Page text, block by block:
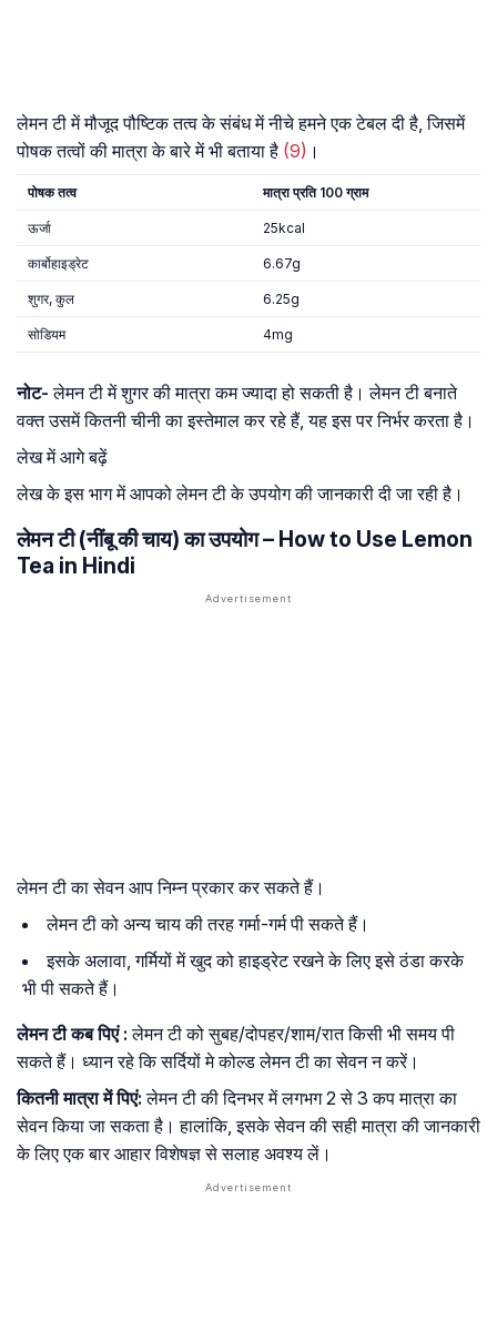
लेमन टी में मौजूद पौष्टिक तत्व के संबंध में नीचे हमने एक टेबल दी है, जिसमें
पोषक तत्वों की मात्रा के बारे में भी बताया है (9) ।
पोषकतत्व मात्राप्रति 100ग्राम
ऊर्जा 25kcal
कार्बोहाइड्रेट 6.67g
शुगर, कुल 6.25g
सोडियम 4mg
नोट- लेमन टी में शुगर की मात्रा कम ज्यादा हो सकती है। लेमन टी बनाते
वक्त उसमें कितनी चीनी का इस्तेमाल कर रहे हैं, यह इस पर निर्भर करता है।
लेख में आगे बढ़ें
लेख के इस भाग में आपको लेमन टी के उपयोग की जानकारी दी जा रही है।
लेमन टी (नींबू की चाय) का उपयोग – How to Use Lemon
Tea in Hindi
लेमन टी का सेवन आप निम्न प्रकार कर सकते हैं।
लेमन टी को अन्य चाय की तरह गर्मा-गर्म पी सकते हैं।
इसके अलावा, गर्मियों में खुद को हाइड्रेट रखने के लिए इसे ठंडा करके
भी पी सकते हैं।
लेमनटीकबपिएं :लेमन टी को सुबह/दोपहर/शाम/रात किसी भी समय पी
सकते हैं। ध्यान रहे कि सर्दियों मे कोल्ड लेमन टी का सेवन न करें।
कितनी मात्रा में पिएं: लेमन टी की दिनभर में लगभग 2 से 3 कप मात्रा का
सेवन किया जा सकता है। हालांकि, इसके सेवन की सही मात्रा की जानकारी
के लिए एक बार आहार विशेषज्ञ से सलाह अवश्य लें।